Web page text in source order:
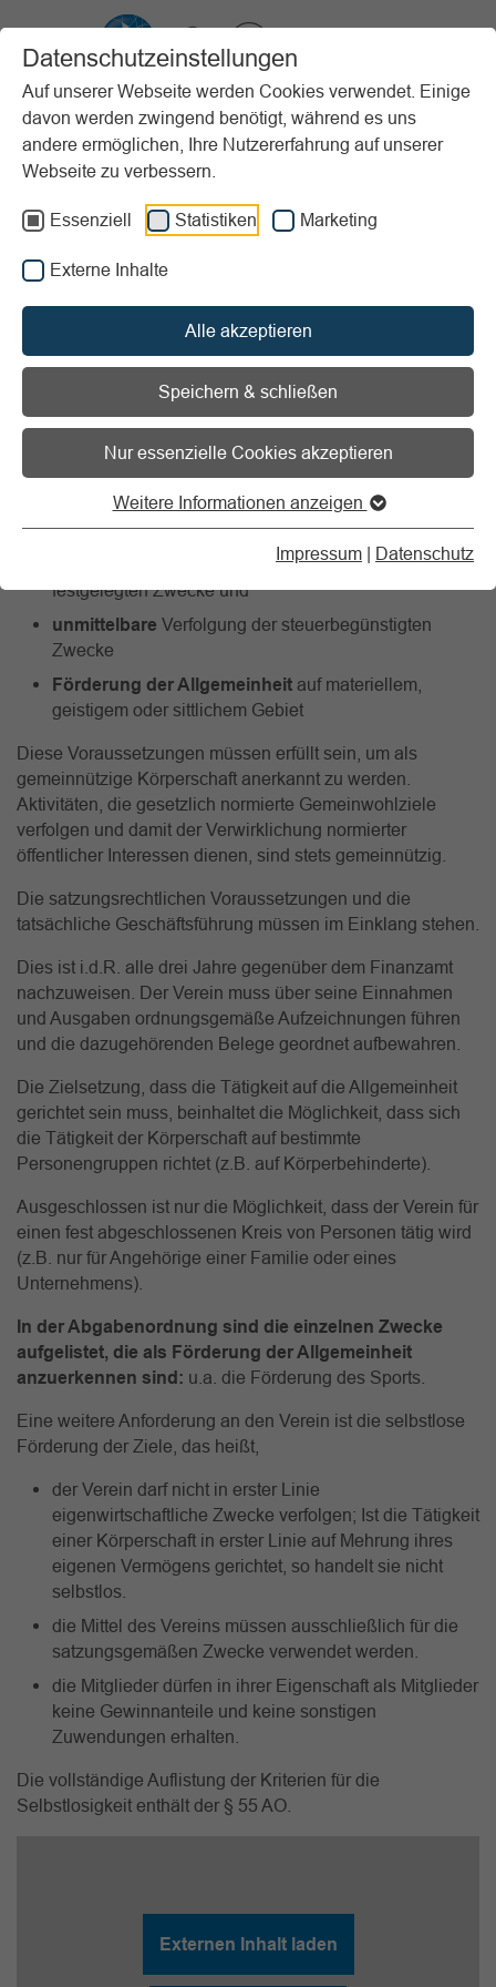
Datenschutzeinstellungen
Auf unserer Webseite werden Cookies verwendet. Einige
davon werden zwingend benötigt, während es uns
andere ermöglichen, Ihre Nutzererfahrung auf unserer
Webseite zu verbessern.
Essenziell Statistiken Marketing
Externe Inhalte
Alle akzeptieren
Speichern & schließen
Nur essenzielle Cookies akzeptieren
Weitere Informationen anzeigen
Impressum | Datenschutz
Startseite Vereinsmanagement
Steuern & Finanzen
Gemeinnützigkeit
Grundlagen
Voraussetzungen der Gemeinnützigkeit
Informationen zum Readspeaker öffnen
Voraussetzungen der
Gemeinnützigkeit
Die Voraussetzungen der Gemeinnützigkeit sind in der
Abgabenordnung geregelt. Gemeinnützig im Sinne der AO
ist, wenn folgende Kriterien gemäß §§ 52 ff. AO erfüllt
selbstloseFörderung Satzungszwecke
Förderung der in der Satzung
festgelegten Zwecke und
unmittelbare Verfolgung der steuerbegünstigten
Zwecke
Förderung der Allgemeinheit auf materiellem,
geistigem oder sittlichem Gebiet
Diese Voraussetzungen müssen erfüllt sein, um als
gemeinnützige Körperschaft anerkannt zu werden.
Aktivitäten, die gesetzlich normierte Gemeinwohlziele
verfolgen und damit der Verwirklichung normierter
öffentlicher Interessen dienen, sind stets gemeinnützig.
Die satzungsrechtlichen Voraussetzungen und die
tatsächliche Geschäftsführung müssen im Einklang stehen.
Dies ist i.d.R. alle drei Jahre gegenüber dem Finanzamt
nachzuweisen. Der Verein muss über seine Einnahmen
und Ausgaben ordnungsgemäße Aufzeichnungen führen
und die dazugehörenden Belege geordnet aufbewahren.
Die Zielsetzung, dass die Tätigkeit auf die Allgemeinheit
gerichtet sein muss, beinhaltet die Möglichkeit, dass sich
die Tätigkeit der Körperschaft auf bestimmte
Personengruppen richtet (z.B. auf Körperbehinderte).
Ausgeschlossen ist nur die Möglichkeit, dass der Verein für
einen fest abgeschlossenen Kreis von Personen tätig wird
(z.B. nur für Angehörige einer Familie oder eines
Unternehmens).
In der Abgabenordnung sind die einzelnen Zwecke
aufgelistet, die als Förderung der Allgemeinheit
anzuerkennen sind: u.a. die Förderung des Sports.
Eine weitere Anforderung an den Verein ist die selbstlose
Förderung der Ziele, das heißt,
der Verein darf nicht in erster Linie
eigenwirtschaftliche Zwecke verfolgen; Ist die Tätigkeit
einer Körperschaft in erster Linie auf Mehrung ihres
eigenen Vermögens gerichtet, so handelt sie nicht
selbstlos.
die Mittel des Vereins müssen ausschließlich für die
satzungsgemäßen Zwecke verwendet werden.
die Mitglieder dürfen in ihrer Eigenschaft als Mitglieder
keine Gewinnanteile und keine sonstigen
Zuwendungen erhalten.
Die vollständige Auflistung der Kriterien für die
Selbstlosigkeit enthält der § 55 AO.
Externen Inhalt laden